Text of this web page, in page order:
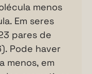
menos
Em seres
pares de
Pode haver
menos, em